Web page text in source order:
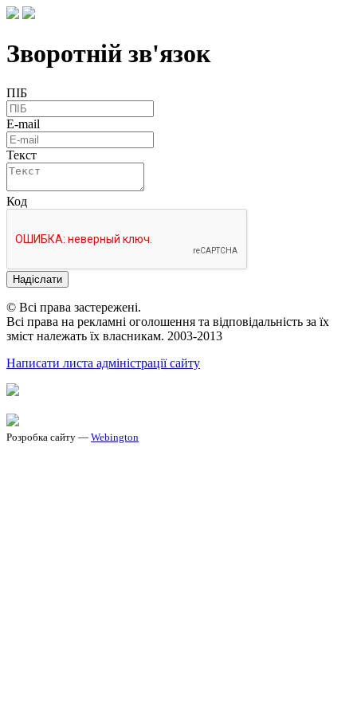
Зворотній зв'язок
ПІБ
E-mail
Текст
Код
Надіслати
© Всі права застережені.
Всі права на рекламні оголошення та відповідальність за їх
зміст належать їх власникам. 2003-2013
Написати листа адміністрації сайту
Розробка сайту — Webington